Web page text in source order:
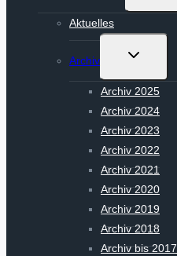
Aktuelles
Archiv
Untermenü
Archiv 2025
Archiv 2024
Archiv 2023
Archiv 2022
Archiv 2021
Archiv 2020
Archiv 2019
Archiv 2018
Archiv bis 2017